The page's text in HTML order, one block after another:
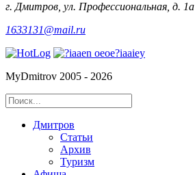
г. Дмитров, ул. Профессиональная, д. 1а
1633131@mail.ru
MyDmitrov 2005 - 2026
Дмитров
Статьи
Архив
Туризм